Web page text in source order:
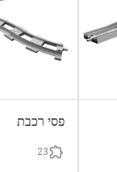
פסי רכבת
23